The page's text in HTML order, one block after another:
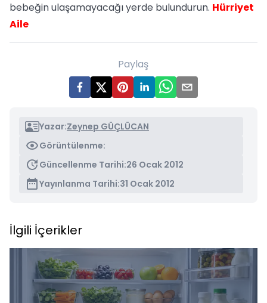
bebeğin ulaşamayacağı yerde bulundurun. Hürriyet
Aile
Paylaş
Yazar:Zeynep GÜÇLÜCAN
Görüntülenme:
Güncellenme Tarihi:26 Ocak 2012
Yayınlanma Tarihi:31 Ocak 2012
İlgili İçerikler